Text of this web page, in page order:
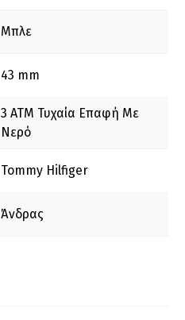
Μπλε
43 mm
3 ΑΤΜ Τυχαία Επαφή Με
Νερό
Tommy Hilfiger
Άνδρας